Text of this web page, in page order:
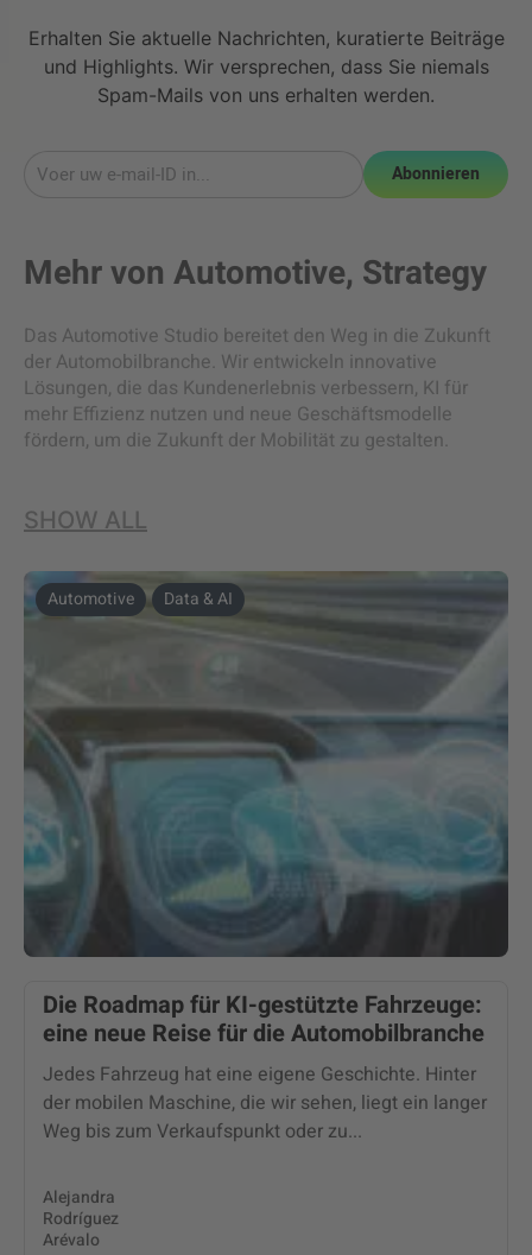
Erhalten Sie aktuelle Nachrichten, kuratierte Beiträge
und Highlights. Wir versprechen, dass Sie niemals
Spam-Mails von uns erhalten werden.
Abonnieren
Mehr von Automotive, Strategy
Das Automotive Studio bereitet den Weg in die Zukunft
der Automobilbranche. Wir entwickeln innovative
Lösungen, die das Kundenerlebnis verbessern, KI für
mehr Effizienz nutzen und neue Geschäftsmodelle
fördern, um die Zukunft der Mobilität zu gestalten.
SHOW ALL
Automotive Data & AI
Die Roadmap für KI-gestützte Fahrzeuge:
eine neue Reise für die Automobilbranche
Jedes Fahrzeug hat eine eigene Geschichte. Hinter
der mobilen Maschine, die wir sehen, liegt ein langer
Weg bis zum Verkaufspunkt oder zu...
Alejandra
Rodríguez
Arévalo